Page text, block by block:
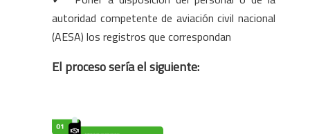
autoridad competente de aviación civil nacional
(AESA) los registros que correspondan
El proceso sería el siguiente: